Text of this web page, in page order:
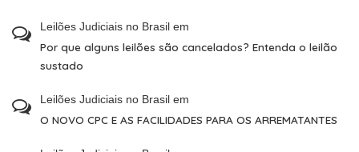
Leilões Judiciais no Brasil em
Por que alguns leilões são cancelados? Entenda o leilão
sustado
Leilões Judiciais no Brasil em
O NOVO CPC E AS FACILIDADES PARA OS ARREMATANTES